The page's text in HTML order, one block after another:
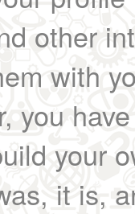
other
with
you
your
it is,